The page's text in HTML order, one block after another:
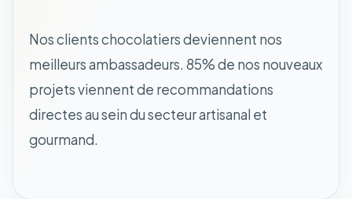
Nos clients chocolatiers deviennent nos
meilleurs ambassadeurs. 85% de nos nouveaux
projets viennent de recommandations
directes au sein du secteur artisanal et
gourmand.